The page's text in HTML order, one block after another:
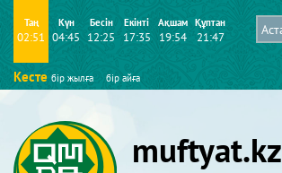
Таң
02:51
Күн
04:45
Бесін
12:25
Екінті
17:35
Ақшам
19:54
Құптан
21:47
Кесте бір жылға бір айға
muftyat.kz